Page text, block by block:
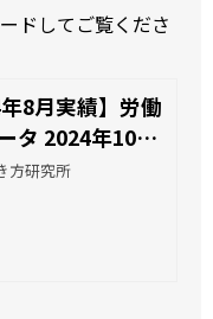
ドしてご覧くださ
年8月実績】労働
タ 2024年10月
き方研究所
方研究所